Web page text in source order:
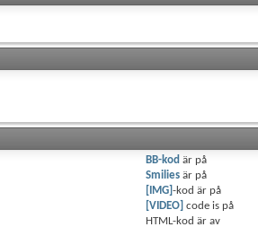
BB-kod är på
Smilies är på
[IMG]-kod är på
[VIDEO] code is på
HTML-kod ärav